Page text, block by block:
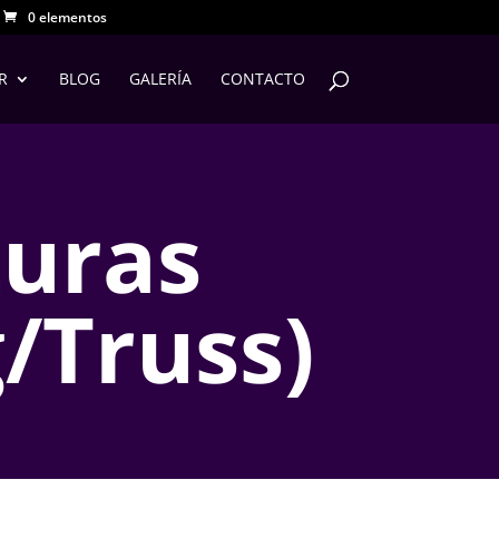
0 elementos
BLOG GALERÍA CONTACTO
Truss)